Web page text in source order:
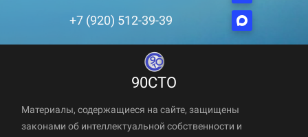
+7 (920) 512-39-39
90СТО
Материалы, содержащиеся на сайте, защищены
законами об интеллектуальной собственности и